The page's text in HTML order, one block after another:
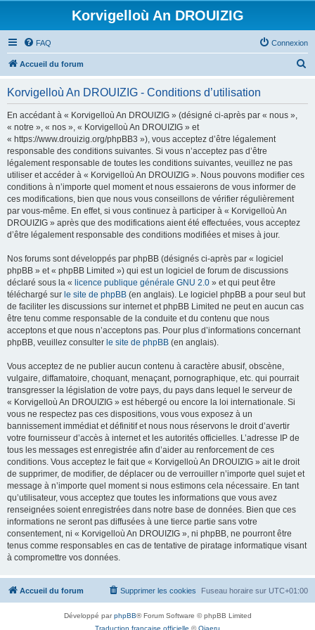
Korvigelloù An DROUIZIG
FAQ Connexion
Accueil du forum
Korvigelloù An DROUIZIG - Conditions d’utilisation
En accédant à « Korvigelloù An DROUIZIG » (désigné ci-après par « nous »,
« notre », « nos », « Korvigelloù An DROUIZIG » et
« https://www.drouizig.org/phpBB3 »), vous acceptez d’être légalement
responsable des conditions suivantes. Si vous n’acceptez pas d’être
légalement responsable de toutes les conditions suivantes, veuillez ne pas
utiliser et accéder à « Korvigelloù An DROUIZIG ». Nous pouvons modifier ces
conditions à n’importe quel moment et nous essaierons de vous informer de
ces modifications, bien que nous vous conseillons de vérifier régulièrement
par vous-même. En effet, si vous continuez à participer à « Korvigelloù An
DROUIZIG » après que des modifications aient été effectuées, vous acceptez
d’être légalement responsable des conditions modifiées et mises à jour.
Nos forums sont développés par phpBB (désignés ci-après par « logiciel
phpBB » et « phpBB Limited ») qui est un logiciel de forum de discussions
déclaré sous la « licence publique générale GNU 2.0 » et qui peut être
téléchargé sur le site de phpBB (en anglais). Le logiciel phpBB a pour seul but
de faciliter les discussions sur internet et phpBB Limited ne peut en aucun cas
être tenu comme responsable de la conduite et du contenu que nous
acceptons et que nous n’acceptons pas. Pour plus d’informations concernant
phpBB, veuillez consulter le site de phpBB (en anglais).
Vous acceptez de ne publier aucun contenu à caractère abusif, obscène,
vulgaire, diffamatoire, choquant, menaçant, pornographique, etc. qui pourrait
transgresser la législation de votre pays, du pays dans lequel le serveur de
« Korvigelloù An DROUIZIG » est hébergé ou encore la loi internationale. Si
vous ne respectez pas ces dispositions, vous vous exposez à un
bannissement immédiat et définitif et nous nous réservons le droit d’avertir
votre fournisseur d’accès à internet et les autorités officielles. L’adresse IP de
tous les messages est enregistrée afin d’aider au renforcement de ces
conditions. Vous acceptez le fait que « Korvigelloù An DROUIZIG » ait le droit
de supprimer, de modifier, de déplacer ou de verrouiller n’importe quel sujet et
message à n’importe quel moment si nous estimons cela nécessaire. En tant
qu’utilisateur, vous acceptez que toutes les informations que vous avez
renseignées soient enregistrées dans notre base de données. Bien que ces
informations ne seront pas diffusées à une tierce partie sans votre
consentement, ni « Korvigelloù An DROUIZIG », ni phpBB, ne pourront être
tenus comme responsables en cas de tentative de piratage informatique visant
à compromettre vos données.
Accueil du forum Fuseau horaire sur UTC+01:00
Supprimer les cookies
Développé parphpBB® Forum Software © phpBB Limited
Traduction française officielle ©Qiaeru